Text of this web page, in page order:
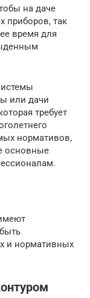
на даче
приборов, так
время для
или дачи
требует
нормативов,
основные
и нормативных